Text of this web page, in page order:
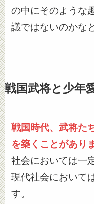
の中にそのような
議ではないのかな
戦国武将と少年
戦国時代、武将た
を築くことがあり
社会においては一
現代社会において
す。